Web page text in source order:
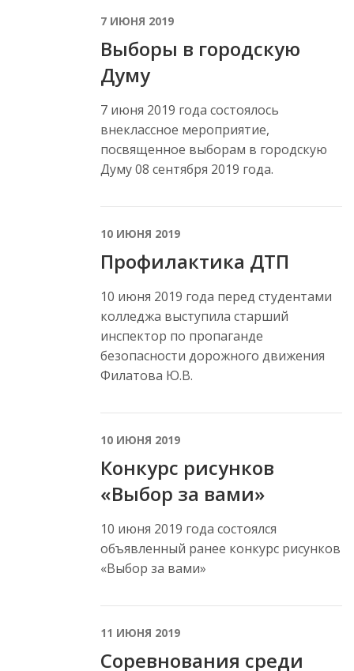
7 ИЮНЯ 2019
Выборы в городскую
Думу
7 июня 2019 года состоялось
внеклассное мероприятие,
посвященное выборам в городскую
Думу 08 сентября 2019 года.
10 ИЮНЯ 2019
Профилактика ДТП
10 июня 2019 года перед студентами
колледжа выступила старший
инспектор по пропаганде
безопасности дорожного движения
Филатова Ю.В.
10 ИЮНЯ 2019
Конкурс рисунков
«Выбор за вами»
10 июня 2019 года состоялся
объявленный ранее конкурс рисунков
«Выбор за вами»
11 ИЮНЯ 2019
Соревнования среди